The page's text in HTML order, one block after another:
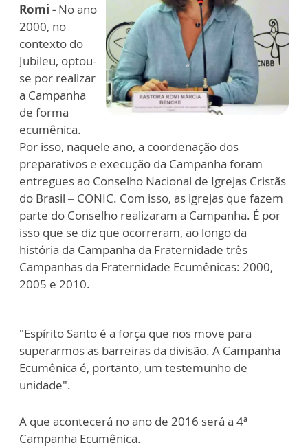
Romi - No ano
2000, no
contexto do
Jubileu, optou-
se por realizar
a Campanha
de forma
ecumênica.
Por isso, naquele ano, a coordenação dos
preparativos e execução da Campanha foram
entregues ao Conselho Nacional de Igrejas Cristãs
do Brasil – CONIC. Com isso, as igrejas que fazem
parte do Conselho realizaram a Campanha. É por
isso que se diz que ocorreram, ao longo da
história da Campanha da Fraternidade três
Campanhas da Fraternidade Ecumênicas: 2000,
2005 e 2010.
"Espírito Santo é a força que nos move para
superarmos as barreiras da divisão. A Campanha
Ecumênica é, portanto, um testemunho de
unidade".
A que acontecerá no ano de 2016 será a 4ª
Campanha Ecumênica.